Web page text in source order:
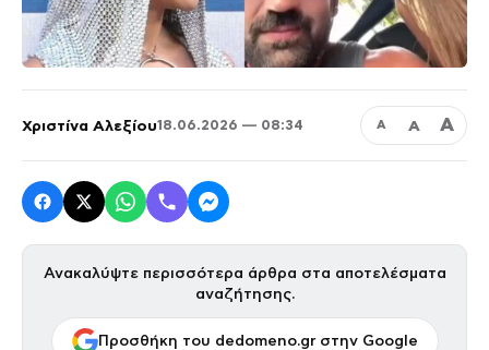
Χριστίνα Αλεξίου18.06.2026 — 08:34 Α Α Α
Ανακαλύψτε περισσότερα άρθρα στα αποτελέσματα
αναζήτησης.
Προσθήκη του dedomeno.gr στην Google